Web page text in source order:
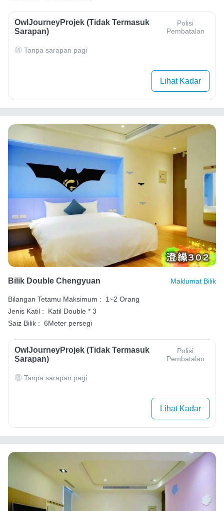
OwlJourneyProjek (Tidak Termasuk
Sarapan)
Polisi
Pembatalan
Tanpa sarapan pagi
Lihat Kadar
Bilik Double Chengyuan Maklumat Bilik
Bilangan Tetamu Maksimum :
1~2 Orang
Jenis Katil :
Katil Double * 3
Saiz Bilik : 6Meter persegi
OwlJourneyProjek (Tidak Termasuk
Sarapan)
Polisi
Pembatalan
Tanpa sarapan pagi
Lihat Kadar